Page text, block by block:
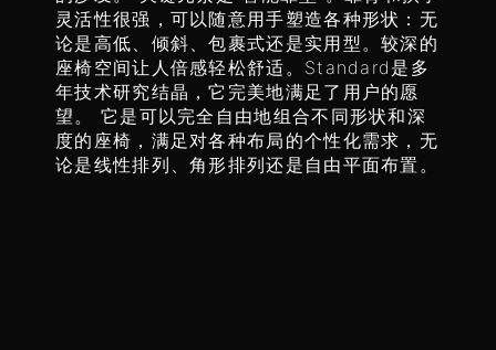
灵活性很强，可以随意用手塑造各种形状：无
论是高低、倾斜、包裹式还是实用型。较深的
座椅空间让人倍感轻松舒适。Standard是多
年技术研究结晶，它完美地满足了用户的愿
望。 它是可以完全自由地组合不同形状和深
度的座椅，满足对各种布局的个性化需求，无
论是线性排列、角形排列还是自由平面布置。